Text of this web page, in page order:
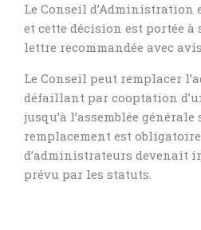
Le Conseil
et cette décision est portée
lettre recommandée avec
Le Conseil peut remplacer
défaillant par cooptation
jusqu’à l’assemblée
remplacement est
d’administrateurs devenait
prévu par les statuts.